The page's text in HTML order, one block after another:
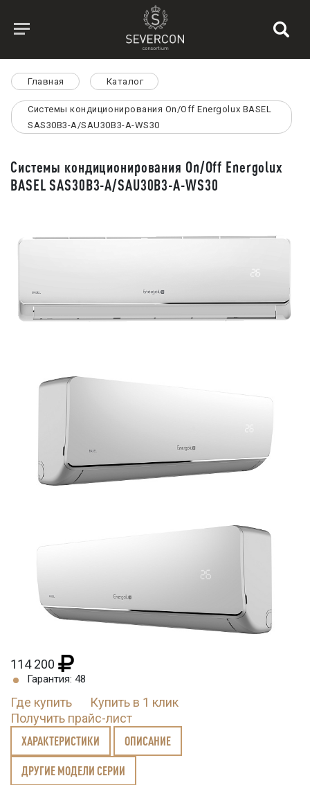
Главная Каталог
Системы кондиционирования On/Off Energolux BASEL
SAS30B3-A/SAU30B3-A-WS30
Системы кондиционирования On/Off Energolux
BASEL SAS30B3-A/SAU30B3-A-WS30
114 200
Гарантия: 48
Где купить
Купить в 1 клик
Получить прайс-лист
ХАРАКТЕРИСТИКИ ОПИСАНИЕ
ДРУГИЕ МОДЕЛИ СЕРИИ